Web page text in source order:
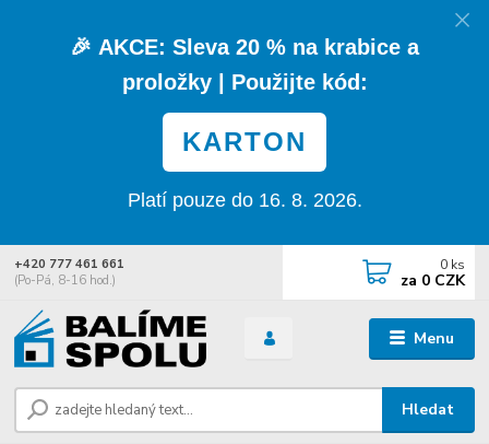
🎉 AKCE: Sleva 20 % na krabice a
proložky| Použijte kód:
KARTON
Platí pouze do 16. 8. 2026.
Menu
Hledat
+420 777 461 661
(Po-Pá, 8-16 hod.)
0 ks
za 0 CZK